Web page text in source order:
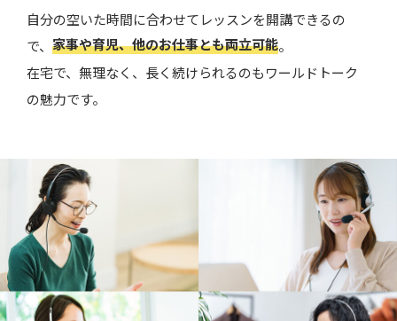
自分の空いた時間に合わせてレッスンを開講できるの
で、 家事や育児、他のお仕事とも両立可能。
在宅で、無理なく、長く続けられるのもワールドトーク
の魅力です。